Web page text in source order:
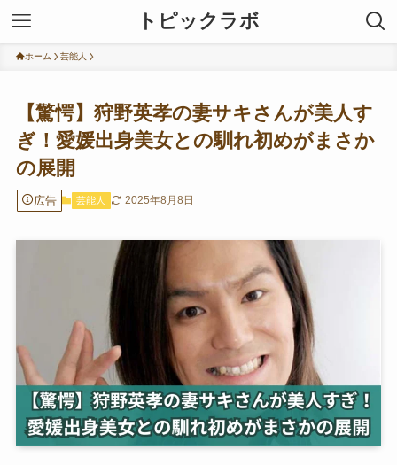
トピックラボ
ホーム 芸能人
【驚愕】狩野英孝の妻サキさんが美人す
ぎ！愛媛出身美女との馴れ初めがまさか
の展開
広告 芸能人 2025年8月8日